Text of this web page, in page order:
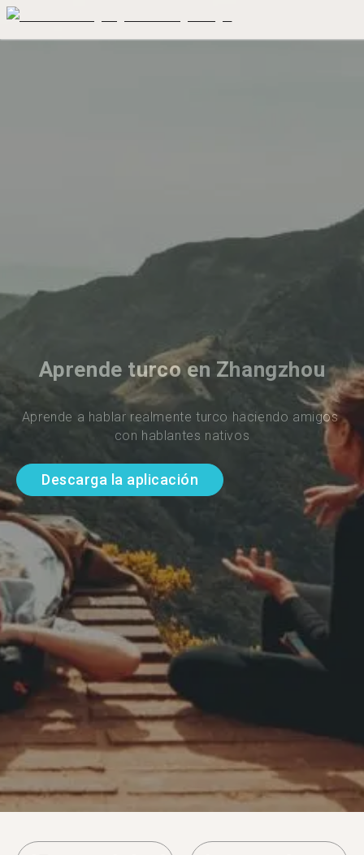
Aprende turco en Zhangzhou
Aprende a hablar realmente turco haciendo amigos
con hablantes nativos
Descarga la aplicación